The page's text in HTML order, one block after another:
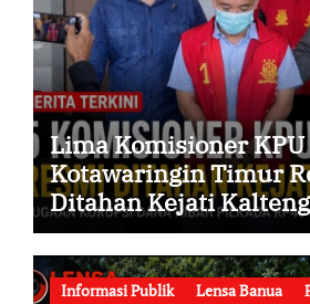
Lima Komisioner KPU
Kotawaringin Timur
Ditahan Kejati
Korupsi Dana Hibah
Miliar Memasuki
Informasi Publik Lensa Banua